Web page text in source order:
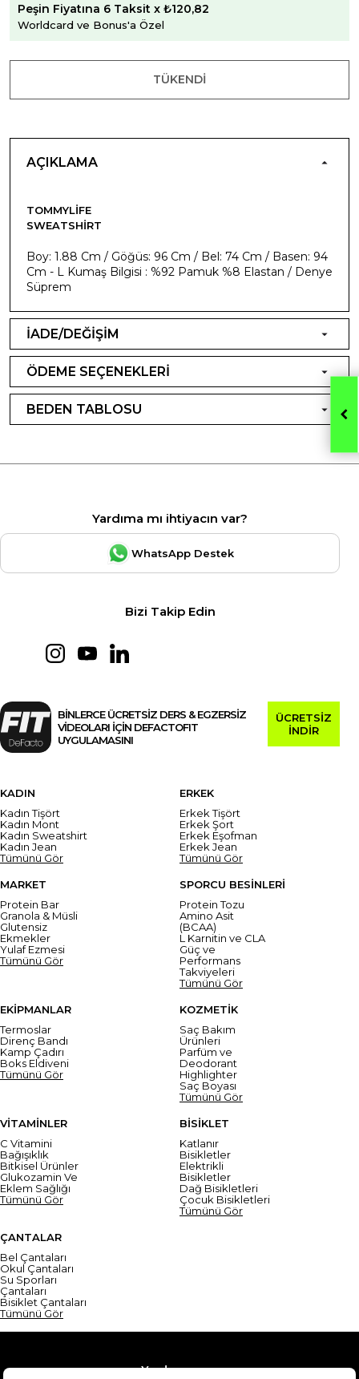
Peşin Fiyatına 6 Taksit x ₺120,82
Worldcard ve Bonus'a Özel
TÜKENDI
AÇIKLAMA
TOMMYLIFE
SWEATSHIRT
Boy: 1.88 Cm / Göğüs: 96 Cm / Bel: 74 Cm / Basen: 94
Cm - L Kumaş Bilgisi : %92 Pamuk %8 Elastan / Denye
Süprem
İADE/DEĞİŞİM
ÖDEME SEÇENEKLERİ
BEDEN TABLOSU
Yardıma mı ihtiyacın var?
WhatsApp Destek
Bizi Takip Edin
BİNLERCE ÜCRETSİZ DERS & EGZERSİZ
VİDEOLARI İÇİN DEFACTOFIT
UYGULAMASINI
ÜCRETSİZ
İNDİR
KADIN
Kadın Tişört
Kadın Mont
Kadın Sweatshirt
Kadın Jean
Tümünü Gör
ERKEK
Erkek Tişört
Erkek Şort
Erkek Eşofman
Erkek Jean
Tümünü Gör
MARKET
Protein Bar
Granola & Müsli
Glutensiz
Ekmekler
Yulaf Ezmesi
Tümünü Gör
SPORCU BESİNLERİ
Protein Tozu
Amino Asit
(BCAA)
L Karnitin ve CLA
Güç ve
Performans
Takviyeleri
Tümünü Gör
EKİPMANLAR
Termoslar
Direnç Bandı
Kamp Çadırı
Boks Eldiveni
Tümünü Gör
KOZMETİK
Saç Bakım
Ürünleri
Parfüm ve
Deodorant
Highlighter
Saç Boyası
Tümünü Gör
VİTAMİNLER
C Vitamini
Bağışıklık
Bitkisel Ürünler
Glukozamin Ve
Eklem Sağlığı
Tümünü Gör
BİSİKLET
Katlanır
Bisikletler
Elektrikli
Bisikletler
Dağ Bisikletleri
Çocuk Bisikletleri
Tümünü Gör
ÇANTALAR
Bel Çantaları
Okul Çantaları
Su Sporları
Çantaları
Bisiklet Çantaları
Tümünü Gör
Yardım